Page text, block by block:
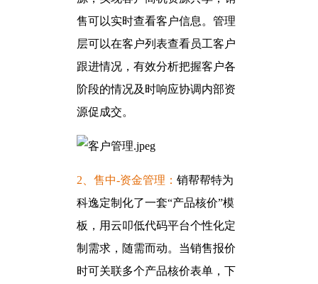
售可以实时查看客户信息。管理
层可以在客户列表查看员工客户
跟进情况，有效分析把握客户各
阶段的情况及时响应协调内部资
源促成交。
2、售中-资金管理： 销帮帮特为
科逸定制化了一套“产品核价”模
板，用云叩低代码平台个性化定
制需求，随需而动。当销售报价
时可关联多个产品核价表单，下